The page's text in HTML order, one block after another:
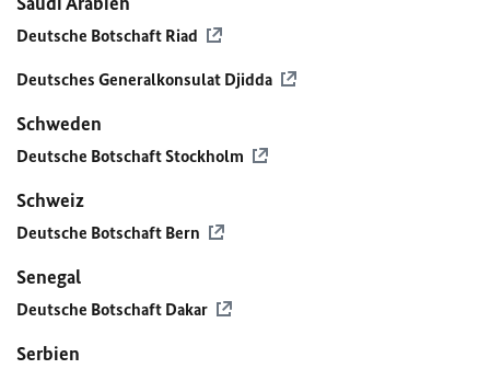
Deutsche Botschaft Riad
Deutsches Generalkonsulat Djidda
Schweden
Deutsche Botschaft Stockholm
Schweiz
Deutsche Botschaft Bern
Senegal
Deutsche Botschaft Dakar
Serbien